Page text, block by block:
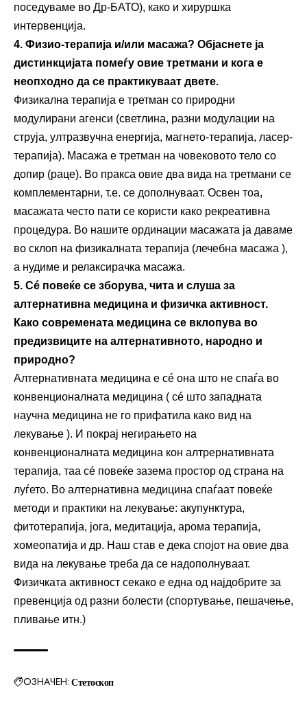
поседуваме во Др-БАТО), како и хируршка
интервенција.
4. Физио-терапија и/или масажа? Објаснете ја
дистинкцијата помеѓу овие третмани и кога е
неопходно да се практикуваат двете.
Физикална терапија е третман со природни
модулирани агенси (светлина, разни модулации на
струја, ултразвучна енергија, магнето-терапија, ласер-
терапија). Масажа е третман на човековото тело со
допир (раце). Во пракса овие два вида на третмани се
комплементарни, т.е. се дополнуваат. Освен тоа,
масажата често пати се користи како рекреативна
процедура. Во нашите ординации масажата ја даваме
во склоп на физикалната терапија (лечебна масажа ),
а нудиме и релаксирачка масажа.
5. Сé повеќе се зборува, чита и слуша за
алтернативна медицина и физичка активност.
Како современата медицина се вклопува во
предизвиците на алтернативното, народно и
природно?
Алтернативната медицина е сé она што не спаѓа во
конвенционалната медицина ( сé што западната
научна медицина не го прифатила како вид на
лекување ). И покрај негирањето на
конвенционалната медицина кон алтрернативната
терапија, таа сé повеќе зазема простор од страна на
луѓето. Во алтернативна медицина спаѓаат повеќе
методи и практики на лекување: акупунктура,
фитотерапија, јога, медитација, арома терапија,
хомеопатија и др. Наш став е дека спојот на овие два
вида на лекување треба да се надополнуваат.
Физичката активност секако е една од најдобрите за
превенција од разни болести (спортување, пешачење,
пливање итн.)
ОЗНАЧЕН: Стетоскоп